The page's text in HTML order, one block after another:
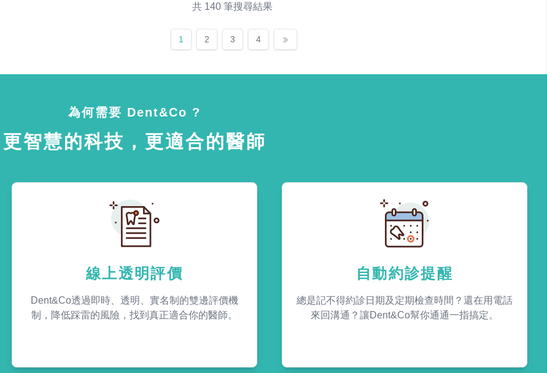
共 140 筆搜尋結果
1 2 3 4
為何需要 Dent&Co ?
更智慧的科技，更適合的醫師
線上透明評價
Dent&Co透過即時、透明、實名制的雙邊評價機
制，降低踩雷的風險，找到真正適合你的醫師。
自動約診提醒
總是記不得約診日期及定期檢查時間？還在用電話
來回溝通？讓Dent&Co幫你通通一指搞定。